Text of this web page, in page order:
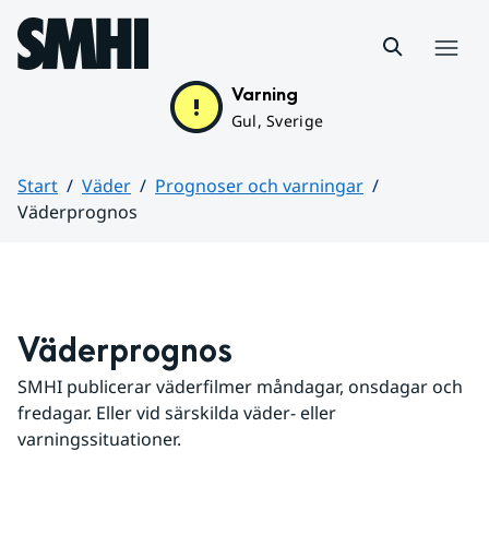
Hoppa till sidans innehåll
Varning
Gul, Sverige
Start Väder
Prognoser och varningar
Väderprognos
Väderprognos
SMHI publicerar väderfilmer måndagar, onsdagar och
fredagar. Eller vid särskilda väder- eller
varningssituationer.